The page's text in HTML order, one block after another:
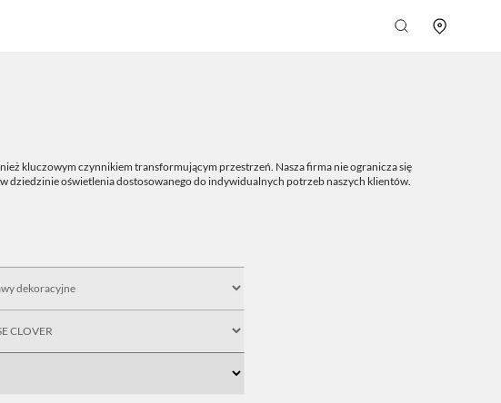
kluczowym czynnikiem transformującym przestrzeń. Nasza firma nie ogranicza się
dziedzinie oświetlenia dostosowanego do indywidualnych potrzeb naszych klientów.